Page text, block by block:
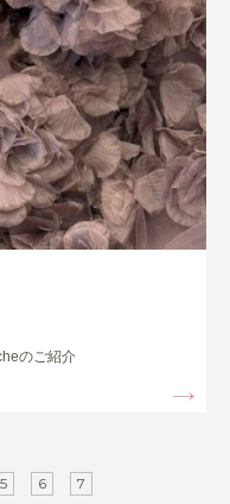
のご紹介
5 6 7